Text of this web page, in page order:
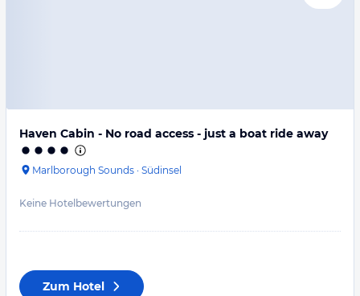
Haven Cabin - No road access - just a boat ride away
Marlborough Sounds · Südinsel
Keine Hotelbewertungen
Zum Hotel